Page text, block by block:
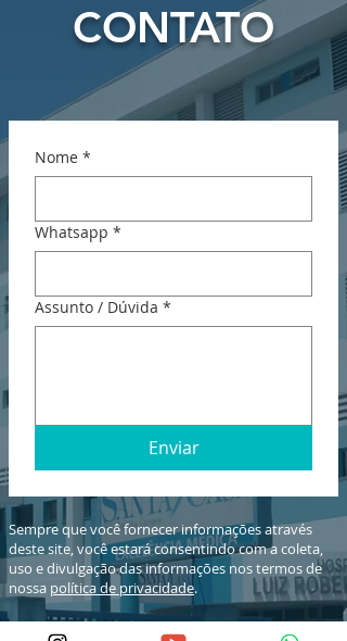
CONTATO
Nome *
Whatsapp *
Assunto / Dúvida *
Enviar
Sempre que você fornecer informações através
deste site, você estará consentindo com a coleta,
uso e divulgação das informações nos termos de
nossa política de privacidade.